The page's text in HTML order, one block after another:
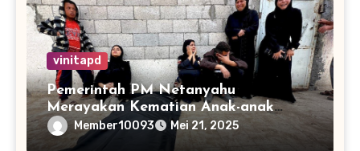
vinitapd
Pemerintah PM Netanyahu
Merayakan Kematian Anak-anak
GazaMember10093 Mei 21, 2025